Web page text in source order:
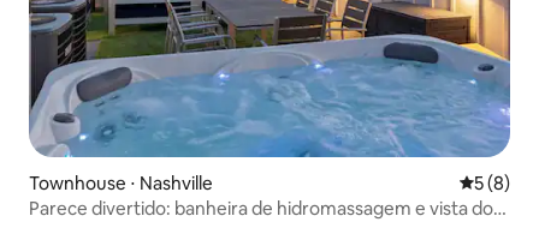
Townhouse ⋅ Nashville 5 de
5 (8)
Parece divertido: banheira de hidromassagem e vista do